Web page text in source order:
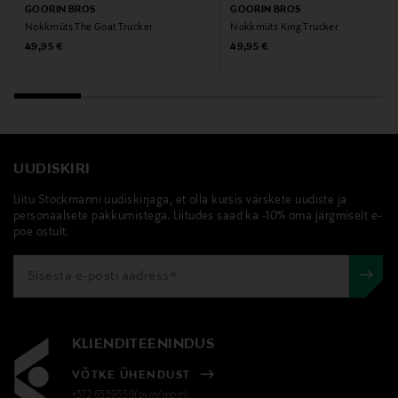
GOORIN BROS
Nokkmüts The Goat Trucker
Original Price
49,95 €
GOORIN BROS
Nokkmüts King Trucker
Original Price
49,95 €
UUDISKIRI
Liitu Stockmanni uudiskirjaga, et olla kursis värskete uudiste ja
personaalsete pakkumistega. Liitudes saad ka -10% oma järgmiselt e-
poe ostult.
KLIENDITEENINDUS
VÕTKE ÜHENDUST
+372 6339539(pvm/mpm)